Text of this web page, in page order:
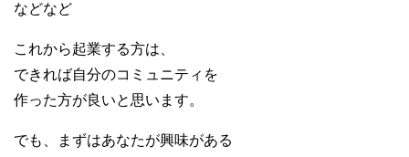
などなど
これから起業する方は、
できれば自分のコミュニティを
作った方が良いと思います。
でも、まずはあなたが興味がある